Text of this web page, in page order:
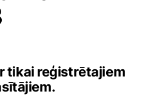
tikai reģistrētajiem